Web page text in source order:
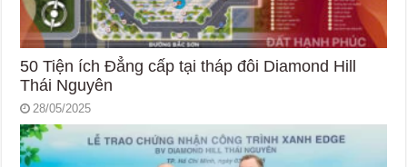
50 Tiện ích Đẳng cấp tại tháp đôi Diamond Hill
Thái Nguyên
28/05/2025